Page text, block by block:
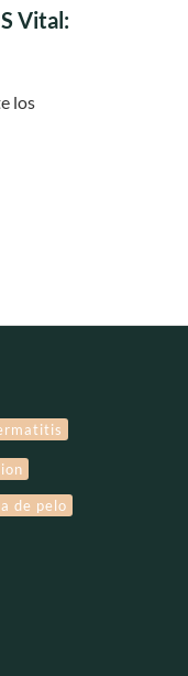
Vital:
los
de pelo